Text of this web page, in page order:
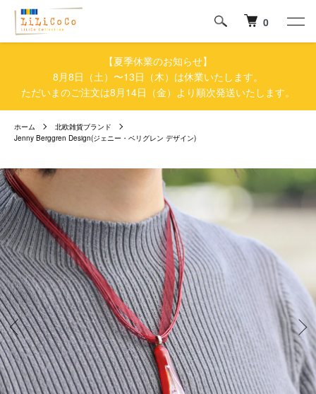
0
【夏季休業のお知らせ】
8月8日（土）〜13日（木）は休業いたします。
ただいまのご注文は8月14日（金）より順次発送いたします。
ホーム
北欧雑貨ブランド
Jenny Berggren Design(ジェニー・ベリグレン デザイン)